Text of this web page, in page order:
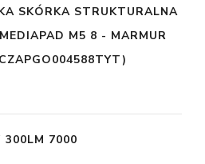
SKÓRKA STRUKTURALNA
M5 8 - MARMUR
300LM 7000